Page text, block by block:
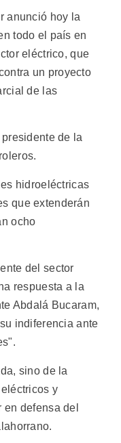
anunció hoy la
todo el país en
eléctrico, que
un proyecto
de las
de la
hidroeléctricas
que extenderán
ocho
del sector
respuesta a la
Abdalá Bucaram,
indiferencia ante
sino de la
y
defensa del